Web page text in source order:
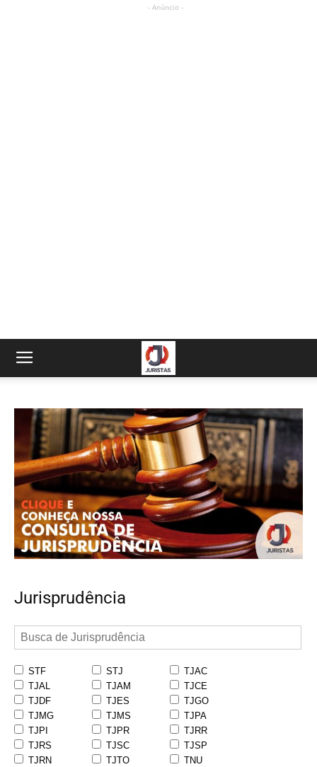
- Anúncio -
Jurisprudência
STF STJ
TJAC
TJAL
TJAM
TJCE
TJDF
TJES
TJGO
TJMG
TJMS
TJPA
TJPI
TJPR
TJRR
TJRS
TJSC
TJSP
TJRN
TJTO
TNU